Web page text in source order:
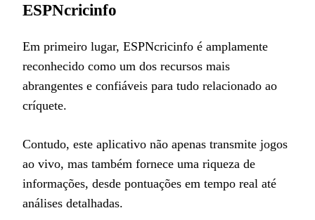
ESPNcricinfo
Em primeiro lugar, ESPNcricinfo é amplamente
reconhecido como um dos recursos mais
abrangentes e confiáveis para tudo relacionado ao
críquete.
Contudo, este aplicativo não apenas transmite jogos
ao vivo, mas também fornece uma riqueza de
informações, desde pontuações em tempo real até
análises detalhadas.